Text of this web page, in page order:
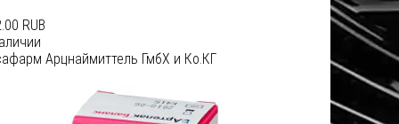
RUB
Арцнаймиттель ГмбХ и Ко.КГ